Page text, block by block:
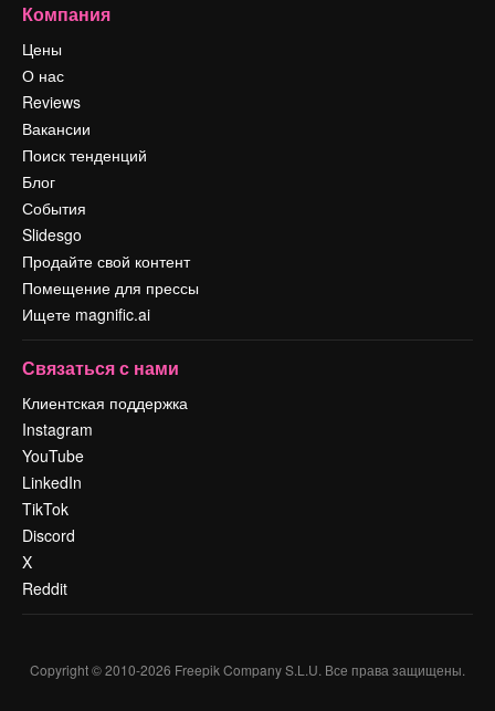
Компания
Цены
О нас
Reviews
Вакансии
Поиск тенденций
Блог
События
Slidesgo
Продайте свой контент
Помещение для прессы
Ищете magnific.ai
Связаться с нами
Клиентская поддержка
Instagram
YouTube
LinkedIn
TikTok
Discord
X
Reddit
Copyright © 2010-2026 Freepik Company S.L.U. Все права защищены.